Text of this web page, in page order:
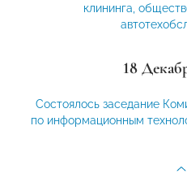
клининга,
18
Состоялось заседание
по информационным